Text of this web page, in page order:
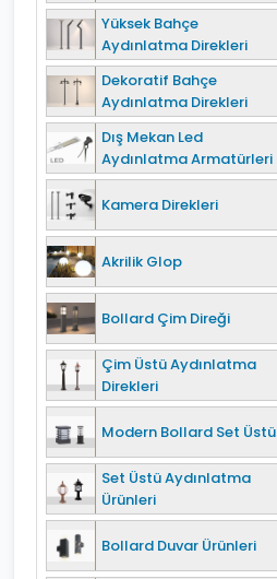
Yüksek Bahçe
Aydınlatma Direkleri
Dekoratif Bahçe
Aydınlatma Direkleri
Dış Mekan Led
Aydınlatma Armatürleri
Kamera Direkleri
Akrilik Glop
Bollard Çim Direği
Çim Üstü Aydınlatma
Direkleri
Modern Bollard Set Üstü
Set Üstü Aydınlatma
Ürünleri
Bollard Duvar Ürünleri